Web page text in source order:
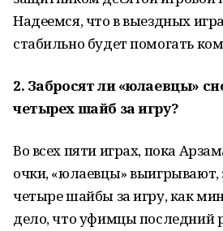
Надеемся, что в выездных
стабильно будет помогать
2. Забросят ли «юлаевцы»
четырех шайб за игру?
Во всех пяти играх, пока
очки, «юлаевцы» выигрывают,
четыре шайбы за игру, как
дело, что уфимцы последний